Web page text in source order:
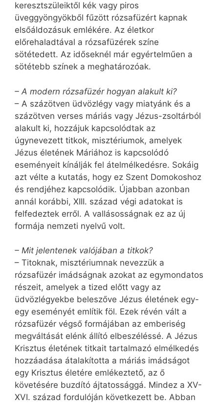
keresztszüleiktől kék vagy piros
üveggyöngyökből fűzött rózsafüzért kapnak
elsőáldozásuk emlékére. Az életkor
előrehaladtával a rózsafüzérek színe
sötétedett. Az időseknél már egyértelműen a
sötétebb színek a meghatározóak.
– A modern rózsafüzér hogyan alakult ki?
– A százötven üdvözlégy vagy miatyánk és a
százötven verses máriás vagy Jézus-zsoltárból
alakult ki, hozzájuk kapcsolódtak az
úgynevezett titkok, misztériumok, amelyek
Jézus életének Máriához is kapcsolódó
eseményeit kínálják fel átelmélkedésre. Sokáig
azt vélte a kutatás, hogy ez Szent Domokoshoz
és rendjéhez kapcsolódik. Újabban azonban
annál korábbi, XIII. század végi adatokat is
felfedeztek erről. A vallásosságnak ez az új
formája nemzeti nyelvű volt.
– Mit jelentenek valójában a titkok?
– Titoknak, misztériumnak nevezzük a
rózsafüzér imádságnak azokat az egymondatos
részeit, amelyek a tized előtt vagy az
üdvözlégyekbe beleszőve Jézus életének egy-
egy eseményét említik föl. Ezek révén vált a
rózsafüzér végső formájában az emberiség
megváltását elénk állító elbeszéléssé. A Jézus
Krisztus életének titkait tartalmazó elmélkedés
hozzáadása átalakította a máriás imádságot
egy Krisztus életére emlékeztető, az ő
követésére buzdító ájtatossággá. Mindez a XV-
XVI. század fordulóján következett be. Abban